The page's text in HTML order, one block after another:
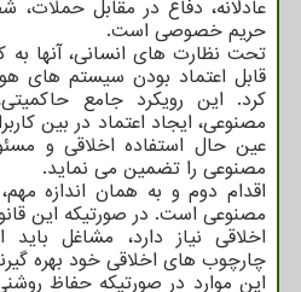
عادلانه، دفاع در مقابل
حریم خصوصی است.
تحت نظارت های انسانی، آنها
قابل اعتماد بودن سیستم
کرد. این رویکرد جامع
مصنوعی، ایجاد اعتماد در بین
عین حال استفاده اخلاقی و
مصنوعی را تضمین می نماید.
اقدام دوم و به همان اندازه
مصنوعی است. در صورتیکه این
اخلاقی نیاز دارد، مشاغل
چارچوب های اخلاقی خود بهره
این موارد در صورتیکه حفاظ